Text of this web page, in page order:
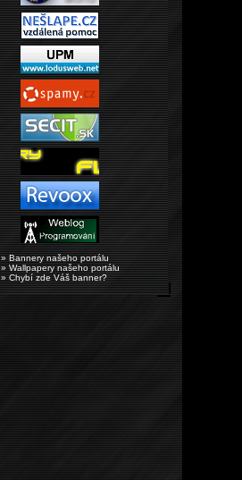
» Bannery našeho portálu
» Wallpapery našeho portálu
» Chybí zde Váš banner?